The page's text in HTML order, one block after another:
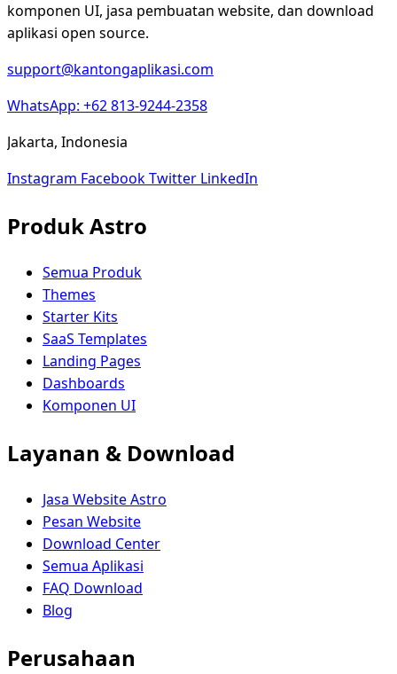
komponen UI, jasa pembuatan website, dan download
aplikasi open source.
support@kantongaplikasi.com
WhatsApp: +62 813-9244-2358
Jakarta, Indonesia
Instagram FacebookTwitter LinkedIn
Produk Astro
Semua Produk
Themes
Starter Kits
SaaS Templates
Landing Pages
Dashboards
Komponen UI
Layanan & Download
Jasa Website Astro
Pesan Website
Download Center
Semua Aplikasi
FAQ Download
Blog
Perusahaan